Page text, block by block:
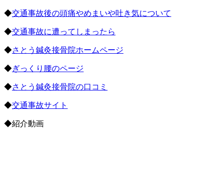
◆交通事故後の頭痛やめまいや吐き気について
◆交通事故に遭ってしまったら
◆さとう鍼灸接骨院ホームページ
◆ぎっくり腰のページ
◆さとう鍼灸接骨院の口コミ
◆交通事故サイト
◆紹介動画